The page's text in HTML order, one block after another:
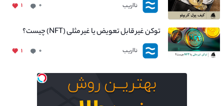
نااریب ۰ ۱
توکن غیر قابل تعویض یا غیر مثلی (NFT) چیست؟
نااریب ۰ ۱